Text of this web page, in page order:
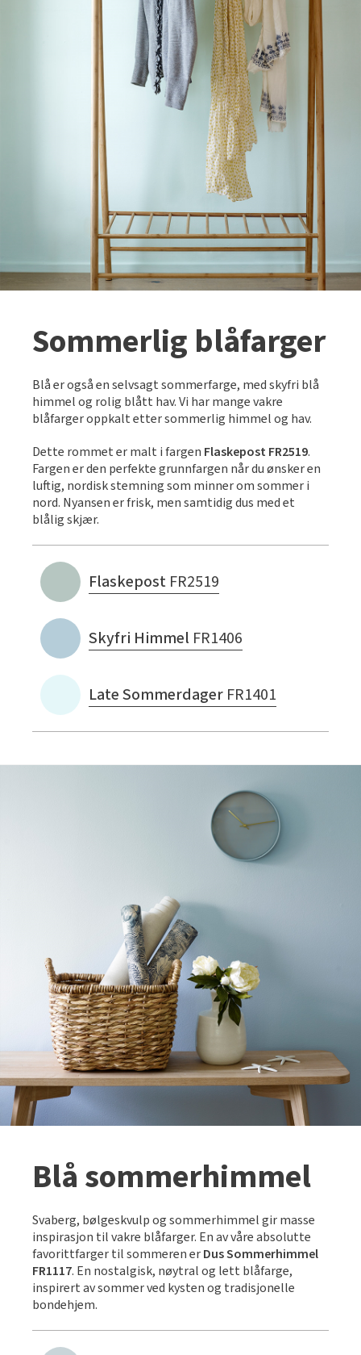
Sommerlig blåfarger
Blå er også en selvsagt sommerfarge, med skyfri blå
himmel og rolig blått hav. Vi har mange vakre
blåfarger oppkalt etter sommerlig himmel og hav.
Dette rommet er malt i fargen Flaskepost FR2519.
Fargen er den perfekte grunnfargen når du ønsker en
luftig, nordisk stemning som minner om sommer i
nord. Nyansen er frisk, men samtidig dus med et
blålig skjær.
Flaskepost FR2519
Skyfri Himmel FR1406
Late Sommerdager FR1401
Blå sommerhimmel
Svaberg, bølgeskvulp og sommerhimmel gir masse
inspirasjon til vakre blåfarger. En av våre absolutte
favorittfarger til sommeren erDus Sommerhimmel
FR1117. En nostalgisk, nøytral og lett blåfarge,
inspirert av sommer ved kysten og tradisjonelle
bondehjem.